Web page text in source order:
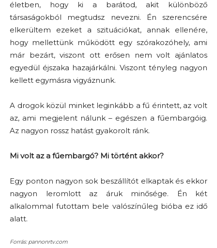
életben, hogy ki a barátod, akit különböző
társaságokból megtudsz nevezni. Én szerencsére
elkerültem ezeket a szituációkat, annak ellenére,
hogy mellettünk működött egy szórakozóhely, ami
már bezárt, viszont ott erősen nem volt ajánlatos
egyedül éjszaka hazajárkálni. Viszont tényleg nagyon
kellett egymásra vigyáznunk.
A drogok közül minket leginkább a fű érintett, az volt
az, ami megjelent nálunk – egészen a fűembargóig.
Az nagyon rossz hatást gyakorolt ránk.
Mi volt az a fűembargó? Mi történt akkor?
Egy ponton nagyon sok beszállítót elkaptak és ekkor
nagyon leromlott az áruk minősége. Én két
alkalommal futottam bele valószínűleg bióba ez idő
alatt.
Forrás: pannonrtv.com